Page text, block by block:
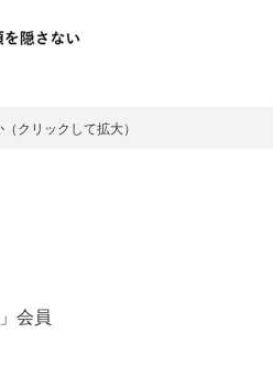
クリックして拡大）
会員